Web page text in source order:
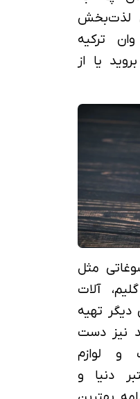
لذت‌بخش
ترکیه
یا از
مثل
آلات
تهیه
نیز دست
و لوازم
دنیا و